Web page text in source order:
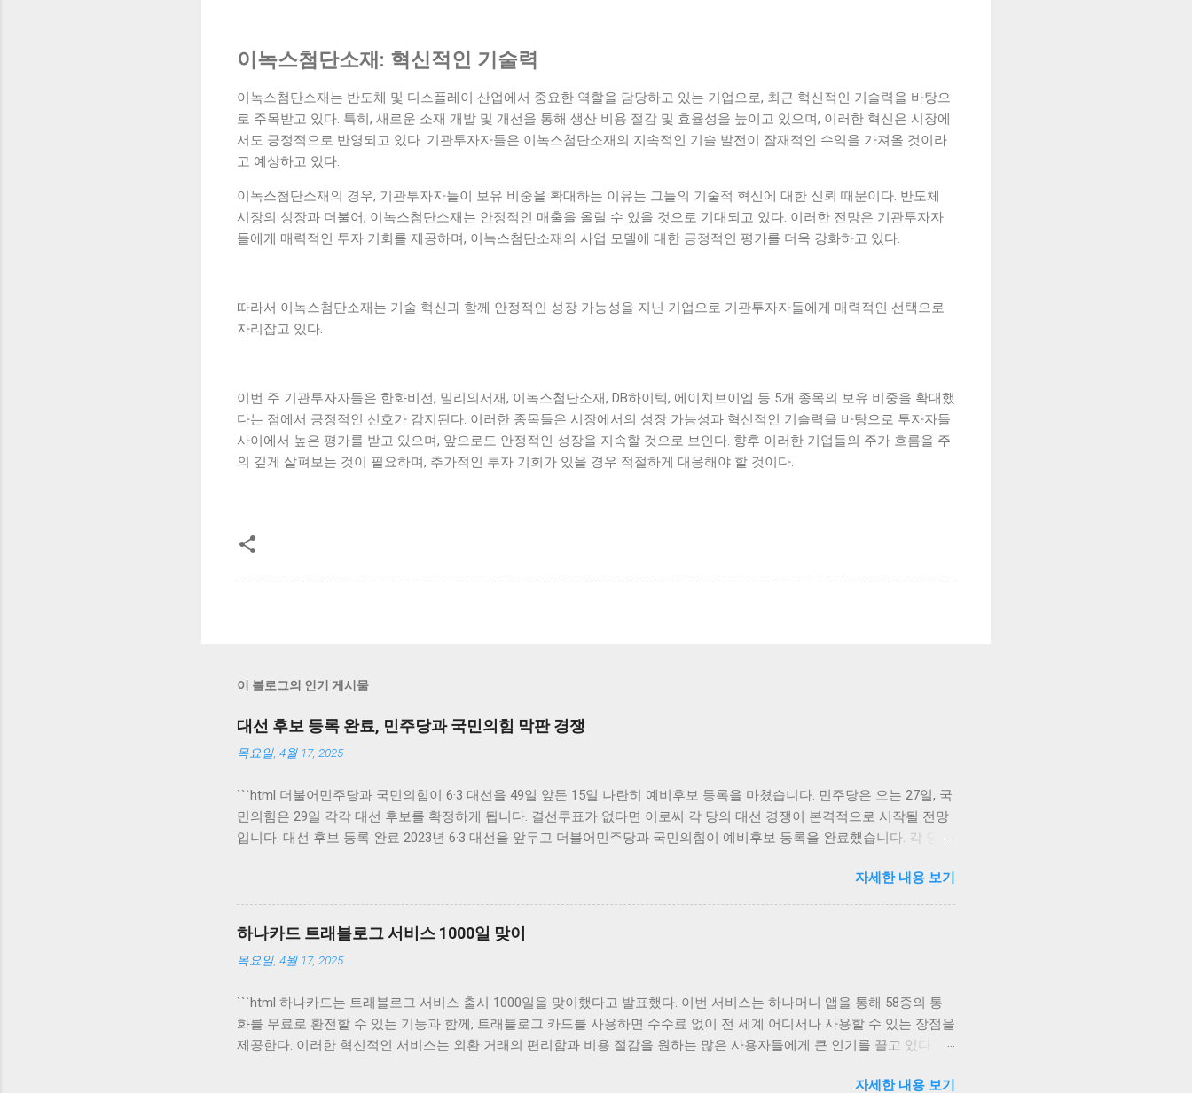
이녹스첨단소재: 혁신적인 기술력
이녹스첨단소재는 반도체 및 디스플레이 산업에서 중요한 역할을 담당하고 있는 기업으로, 최근 혁신적인 기술력을 바탕으
로 주목받고 있다. 특히, 새로운 소재 개발 및 개선을 통해 생산 비용 절감 및 효율성을 높이고 있으며, 이러한 혁신은 시장에
서도 긍정적으로 반영되고 있다. 기관투자자들은 이녹스첨단소재의 지속적인 기술 발전이 잠재적인 수익을 가져올 것이라
고 예상하고 있다.
이녹스첨단소재의 경우, 기관투자자들이 보유 비중을 확대하는 이유는 그들의 기술적 혁신에 대한 신뢰 때문이다. 반도체
시장의 성장과 더불어, 이녹스첨단소재는 안정적인 매출을 올릴 수 있을 것으로 기대되고 있다. 이러한 전망은 기관투자자
들에게 매력적인 투자 기회를 제공하며, 이녹스첨단소재의 사업 모델에 대한 긍정적인 평가를 더욱 강화하고 있다.
따라서 이녹스첨단소재는 기술 혁신과 함께 안정적인 성장 가능성을 지닌 기업으로 기관투자자들에게 매력적인 선택으로
자리잡고 있다.
이번 주 기관투자자들은 한화비전, 밀리의서재, 이녹스첨단소재, DB하이텍, 에이치브이엠 등 5개 종목의 보유 비중을 확대했
다는 점에서 긍정적인 신호가 감지된다. 이러한 종목들은 시장에서의 성장 가능성과 혁신적인 기술력을 바탕으로 투자자들
사이에서 높은 평가를 받고 있으며, 앞으로도 안정적인 성장을 지속할 것으로 보인다. 향후 이러한 기업들의 주가 흐름을 주
의 깊게 살펴보는 것이 필요하며, 추가적인 투자 기회가 있을 경우 적절하게 대응해야 할 것이다.
이 블로그의 인기 게시물
대선 후보 등록 완료, 민주당과 국민의힘 막판 경쟁
목요일, 4월 17, 2025
```html 더불어민주당과 국민의힘이 6·3 대선을 49일 앞둔 15일 나란히 예비후보 등록을 마쳤습니다. 민주당은 오는 27일, 국
민의힘은 29일 각각 대선 후보를 확정하게 됩니다. 결선투표가 없다면 이로써 각 당의 대선 경쟁이 본격적으로 시작될 전망
입니다. 대선 후보 등록 완료 2023년 6·3 대선을 앞두고 더불어민주당과 국민의힘이 예비후보 등록을 완료했습니다. 각 당의
에서 진행되며, 예비후보로 등록한 인물들은 유권자들의 관심을 한 몸에 받게 됩니다. 민주당과 국민의힘은 각각의 전략과
이슈를 통해 유권자들의 마음을 사로잡기 위해 경쟁할 것입니다. 후보 등록이 완료되면서 이들은 본격적으로 선거 캠페인에
돌입하게 됩니다. 이 과정에서 대선 후보들은 정책 및 이슈, 리더십에 대한 논쟁뿐만 아니라, 서로의 강점을 부각시키려는 노
력을 기울일 것입니다. 특히, 이번 대선에서는 양당 간의 정책 비교와 유권자들의 선택이 매우 중요한 변수가 될 것입니다.
예비후보 등록이 끝났으니, 앞으로 국민들이 어떤 후보를 선택할지에 대한 관심이 높아질 것이며, 각 당은 실질적인 캠페인
에 따라 민주당과 국민의힘의 막판 경쟁이 시작되었습니다. 이제 후보 선정은 물론, 그 후보가 어떤 정책을 선보일 것인지에
대한 여론의 관심도 증대되고 있습니다. 현재 주요 후보들은 각자의 장점을 내세우며 유권자들과의 접점을 넓히기 위한 노
력을 기울이고 있습니다. 민주당은 그동안의 정부 성과를 부각시키며, 국민의힘은 대안적인 정책을 제시하여 진일보한 선택
자세한 내용 보기
하나카드 트래블로그 서비스 1000일 맞이
목요일, 4월 17, 2025
```html 하나카드는 트래블로그 서비스 출시 1000일을 맞이했다고 발표했다. 이번 서비스는 하나머니 앱을 통해 58종의 통
화를 무료로 환전할 수 있는 기능과 함께, 트래블로그 카드를 사용하면 수수료 없이 전 세계 어디서나 사용할 수 있는 장점을
제공한다. 이러한 혁신적인 서비스는 외환 거래의 편리함과 비용 절감을 원하는 많은 사용자들에게 큰 인기를 끌고 있다. 하
용자들이 간편하게 외화를 관리할 수 있도록 설계되었습니다. 하나머니 앱은 58종의 통화를 지원하여, 다양한 국가에 여행
자세한 내용 보기